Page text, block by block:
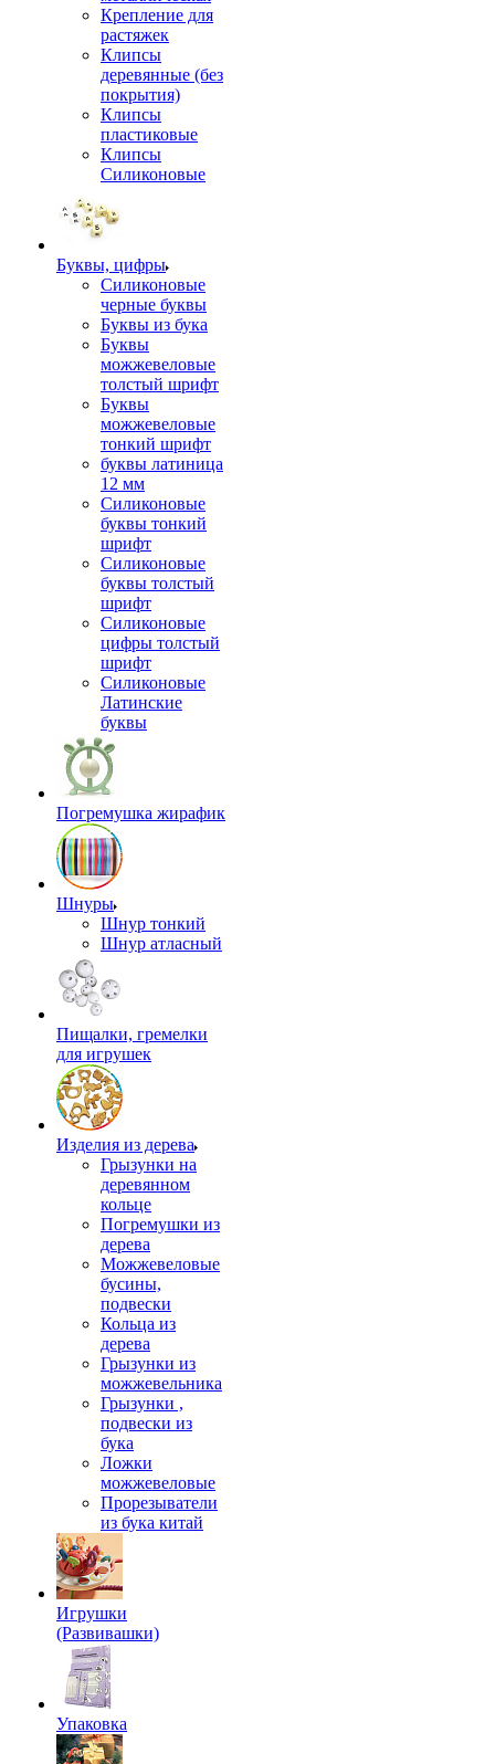
Крепление для
растяжек
Клипсы
деревянные (без
покрытия)
Клипсы
пластиковые
Клипсы
Силиконовые
Буквы, цифры
Силиконовые
черные буквы
Буквы из бука
Буквы
можжевеловые
толстый шрифт
Буквы
можжевеловые
тонкий шрифт
буквы латиница
12 мм
Силиконовые
буквы тонкий
шрифт
Силиконовые
буквы толстый
шрифт
Силиконовые
цифры толстый
шрифт
Силиконовые
Латинские
буквы
Погремушка жирафик
Шнуры
Шнур тонкий
Шнур атласный
Пищалки, гремелки
для игрушек
Изделия из дерева
Грызунки на
деревянном
кольце
Погремушки из
дерева
Можжевеловые
бусины,
подвески
Кольца из
дерева
Грызунки из
можжевельника
Грызунки ,
подвески из
бука
Ложки
можжевеловые
Прорезыватели
из бука китай
Игрушки
(Развивашки)
Упаковка